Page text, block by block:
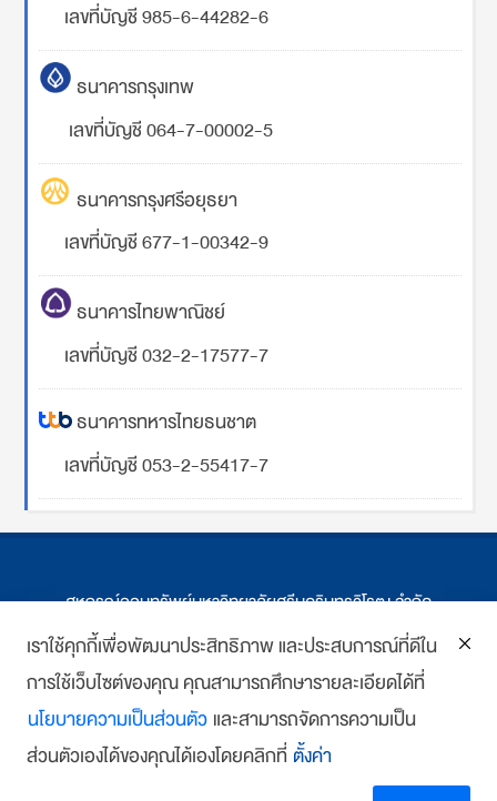
เลขที่บัญชี 985-6-44282-6
ธนาคารกรุงเทพ
เลขที่บัญชี 064-7-00002-5
ธนาคารกรุงศรีอยุธยา
เลขที่บัญชี 677-1-00342-9
ธนาคารไทยพาณิชย์
เลขที่บัญชี 032-2-17577-7
ธนาคารทหารไทยธนชาต
เลขที่บัญชี 053-2-55417-7
สหกรณ์ออมทรัพย์มหาวิทยาลัยศรีนครินทรวิโรฒ จำกัด
ที่ตั้ง 114 ซ.สุขุมวิท 23 ถ.สุขุมวิท กรุงเทพฯ
โทร : 02-259-1474, 02-258-0227
โทรสาร: 02-261-5703
E-mail :we*******@*******co.th
เราใช้คุกกี้เพื่อพัฒนาประสิทธิภาพ และประสบการณ์ที่ดีใน
การใช้เว็บไซต์ของคุณ คุณสามารถศึกษารายละเอียดได้ที่
นโยบายความเป็นส่วนตัว และสามารถจัดการความเป็น
ส่วนตัวเองได้ของคุณได้เองโดยคลิกที่ ตั้งค่า